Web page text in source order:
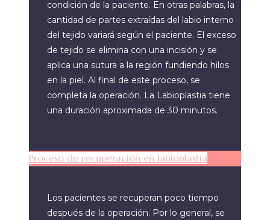
condición de la paciente. En otras palabras, la
cantidad de partes extraídas del labio interno
del tejido variará según el paciente. El exceso
de tejido se elimina con una incisión y se
aplica una sutura a la región fundiendo hilos
en la piel. Al final de este proceso, se
completa la operación. La Labioplastia tiene
una duración aproximada de 30 minutos.
Proceso de recuperación en labioplastia
Los pacientes se recuperan poco tiempo
después de la operación. Por lo general, se